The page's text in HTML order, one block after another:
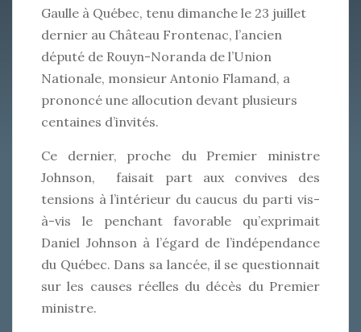
Gaulle à Québec, tenu dimanche le 23 juillet
dernier au Château Frontenac, l’ancien
député de Rouyn-Noranda de l’Union
Nationale, monsieur Antonio Flamand, a
prononcé une allocution devant plusieurs
centaines d’invités.
Ce dernier, proche du Premier ministre
Johnson, faisait part aux convives des
tensions à l’intérieur du caucus du parti vis-
à-vis le penchant favorable qu’exprimait
Daniel Johnson à l’égard de l’indépendance
du Québec. Dans sa lancée, il se questionnait
sur les causes réelles du décès du Premier
ministre.